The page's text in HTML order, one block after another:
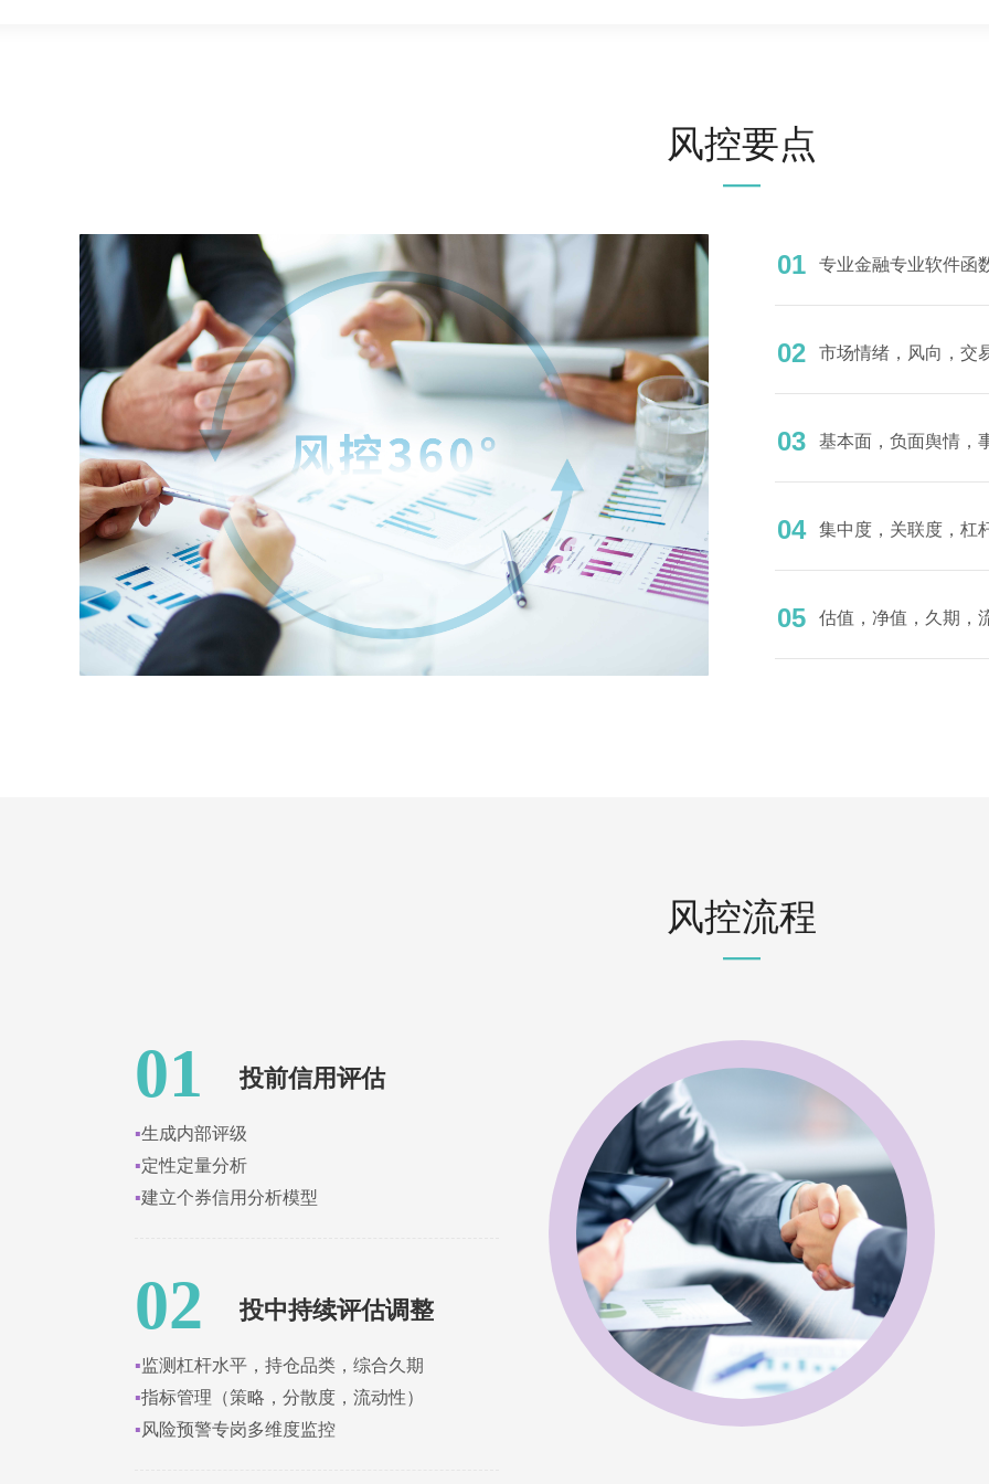
风控流程
—
01 投前信用评估
▪生成内部评级
▪定性定量分析
▪建立个券信用分析模型
02 投中持续评估调整
▪监测杠杆水平，持仓品类，综合久期
▪指标管理（策略，分散度，流动性）
▪风险预警专岗多维度监控
风控要点
—
01 专业金融专业软件函
02 市场情绪，风向，交
03 基本面，负面舆情，
04 集中度，关联度，杠
05 估值，净值，久期，